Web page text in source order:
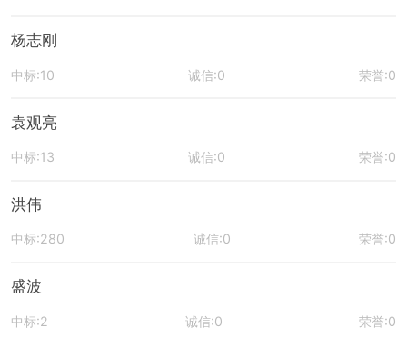
杨志刚
中标:10 诚信:0 荣誉:0
袁观亮
中标:13 诚信:0 荣誉:0
洪伟
中标:280 诚信:0 荣誉:0
盛波
中标:2 诚信:0 荣誉:0